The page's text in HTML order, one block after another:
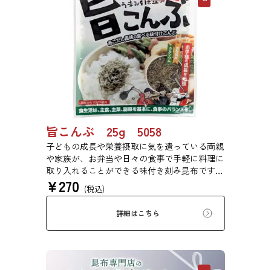
旨こんぶ 25g 5058
子どもの成長や栄養摂取に気を遣っている両親
や家族が、お弁当や日々の食事で手軽に料理に
取り入れることができる味付き刻み昆布です。
程良い塩味と旨味のバランスを追求しました。
塩味を抑えながら、旨味を引き立てる「あごだ
¥270 (税込)
詳細はこちら